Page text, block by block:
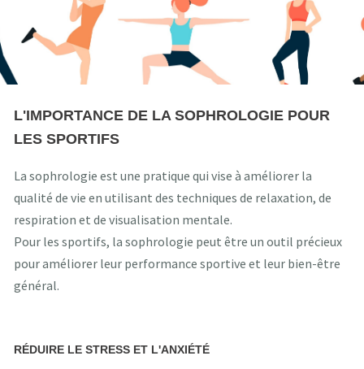
L'IMPORTANCE DE LA SOPHROLOGIE POUR
LES SPORTIFS
La sophrologie est une pratique qui vise à améliorer la
qualité de vie en utilisant des techniques de relaxation, de
respiration et de visualisation mentale.
Pour les sportifs, la sophrologie peut être un outil précieux
pour améliorer leur performance sportive et leur bien-être
général.
RÉDUIRE LE STRESS ET L'ANXIÉTÉ